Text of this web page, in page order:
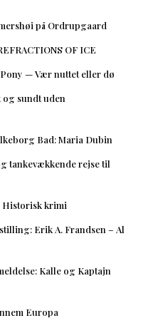
på Ordrupgaard
OF ICE
— Vær nuttet eller dø
og sundt uden
Bad: Maria Dubin
tankevækkende rejse til
Historisk krimi
Erik A. Frandsen – Al
Kalle og Kaptajn
Europa